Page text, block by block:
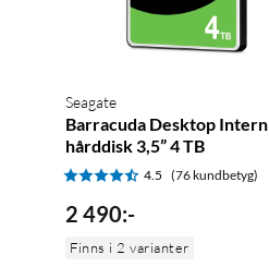
bästa möjliga
Seagate
Barracuda Desktop Intern
hårddisk 3,5” 4 TB
4.5 (76 kundbetyg)
2 490:-
Finns i 2 varianter